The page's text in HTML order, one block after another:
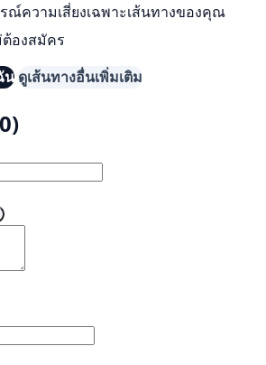
ณ์ความเสี่ยงเฉพาะเส้นทางของคุณ
องสมัคร
น ดูเส้นทางอื่นเพิ่มเติม